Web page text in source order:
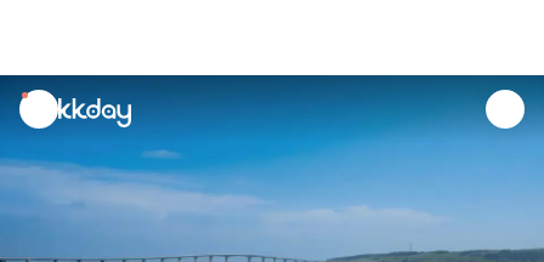
unread
notifications